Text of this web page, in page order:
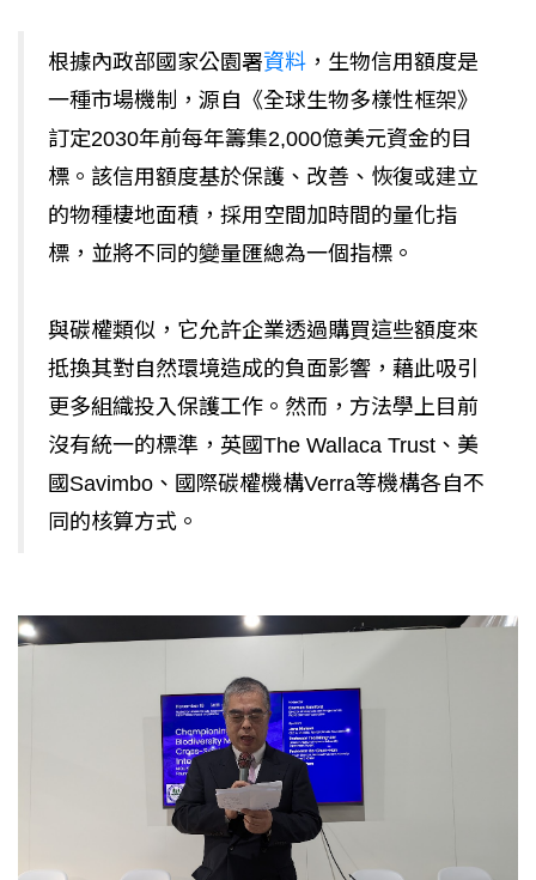
根據內政部國家公園署資料 ，生物信用額度是
一種市場機制，源自《全球生物多樣性框架》
訂定2030年前每年籌集2,000億美元資金的目
標。該信用額度基於保護、改善、恢復或建立
的物種棲地面積，採用空間加時間的量化指
標，並將不同的變量匯總為一個指標。
與碳權類似，它允許企業透過購買這些額度來
抵換其對自然環境造成的負面影響，藉此吸引
更多組織投入保護工作。然而，方法學上目前
沒有統一的標準，英國The Wallaca Trust、美
國Savimbo、國際碳權機構Verra等機構各自不
同的核算方式。